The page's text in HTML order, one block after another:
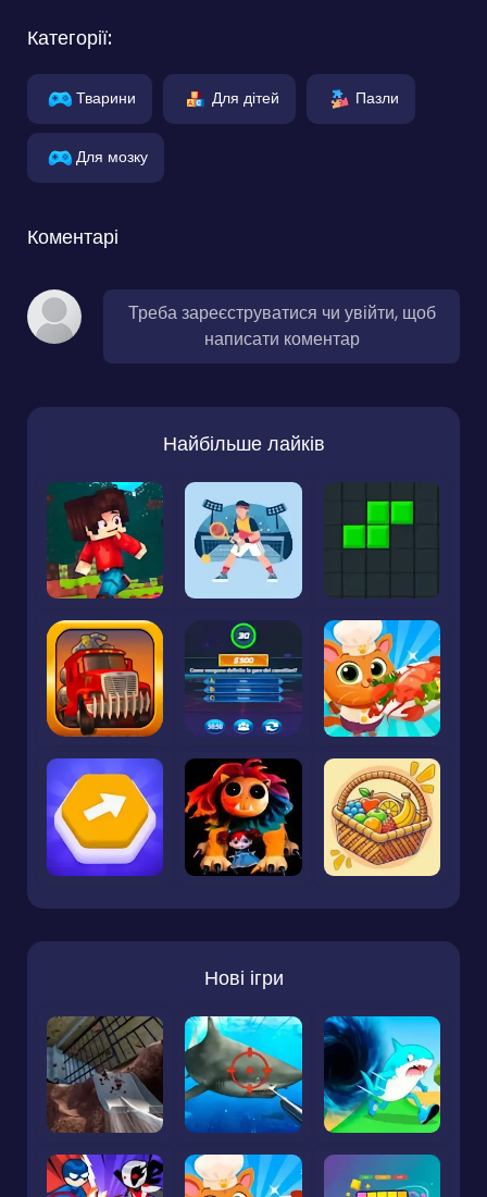
Категорії:
Тварини Для дітей Пазли
Для мозку
Коментарі
Треба зареєструватися чи увійти, щоб
написати коментар
Найбільше лайків
Нові ігри